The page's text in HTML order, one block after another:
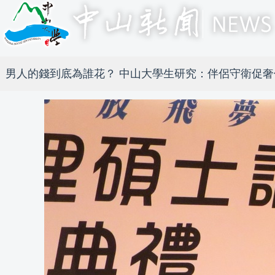
男人的錢到底為誰花？ 中山大學生研究：伴侶守衛促